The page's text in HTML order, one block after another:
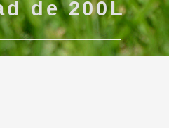
de 200L